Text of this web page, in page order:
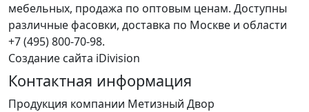
мебельных, продажа по оптовым ценам. Доступны
различные фасовки, доставка по Москве и области
+7 (495) 800-70-98.
Создание сайта iDivision
Контактная информация
Продукция компании Метизный Двор